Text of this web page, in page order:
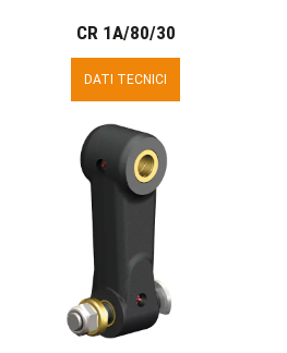
CR 1A/80/30
DATI TECNICI